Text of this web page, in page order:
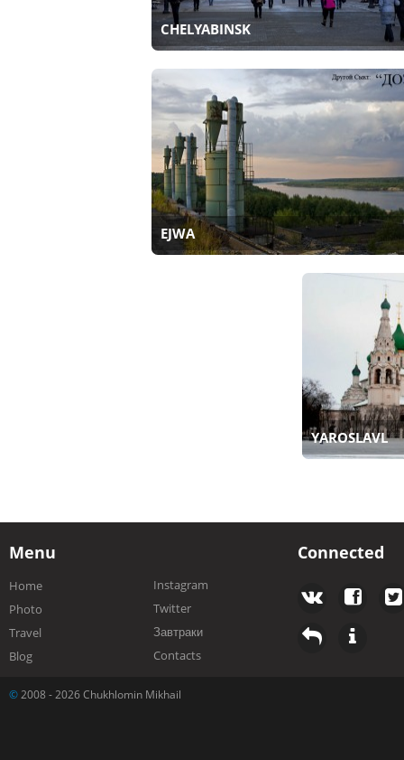
CHELYABINSK
EJWA
YAROSLAVL
Menu
Home
Photo
Travel
Blog
Instagram
Twitter
Завтраки
Contacts
Connected
© 2008 - 2026 Chukhlomin Mikhail